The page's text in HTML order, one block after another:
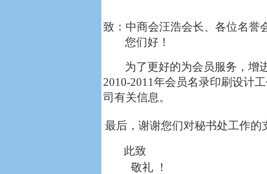
致：中商会汪浩会长、各位名誉
您们好！
为了更好的为会员服务，增
2010-2011年会员名录印刷设计
司有关信息。
最后，谢谢您们对秘书处工作的
此致
敬礼 ！